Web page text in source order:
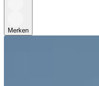
Merken